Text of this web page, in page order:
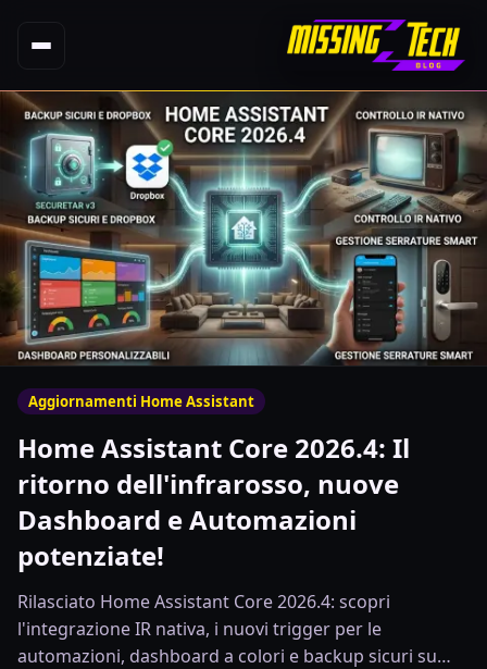
Aggiornamenti Home Assistant
Home Assistant Core 2026.4: Il
ritorno dell'infrarosso, nuove
Dashboard e Automazioni
potenziate!
Rilasciato Home Assistant Core 2026.4: scopri
l'integrazione IR nativa, i nuovi trigger per le
automazioni, dashboard a colori e backup sicuri su